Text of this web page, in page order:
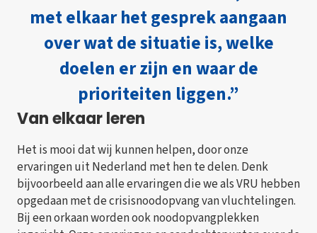
met elkaar het gesprek aangaan
over wat de situatie is, welke
doelen er zijn en waar de
prioriteiten liggen.”
Van elkaar leren
Het is mooi dat wij kunnen helpen, door onze
ervaringen uit Nederland met hen te delen. Denk
bijvoorbeeld aan alle ervaringen die we als VRU hebben
opgedaan met de crisisnoodopvang van vluchtelingen.
Bij een orkaan worden ook noodopvangplekken